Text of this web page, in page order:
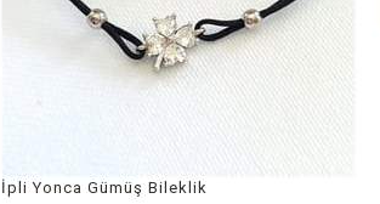
İpli Yonca Gümüş Bileklik